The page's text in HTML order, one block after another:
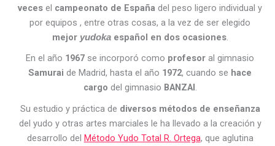
veces el campeonato de España del peso ligero individual y
por equipos , entre otras cosas, a la vez de ser elegido
mejor yudokaespañol en dos ocasiones.
En el año 1967 se incorporó como profesor al gimnasio
Samurai de Madrid, hasta el año 1972, cuando se hace
cargo del gimnasio BANZAI .
Su estudio y práctica de diversos métodos de enseñanza
del yudo y otras artes marciales le ha llevado a la creación y
desarrollo del Método Yudo Total R. Ortega, que aglutina